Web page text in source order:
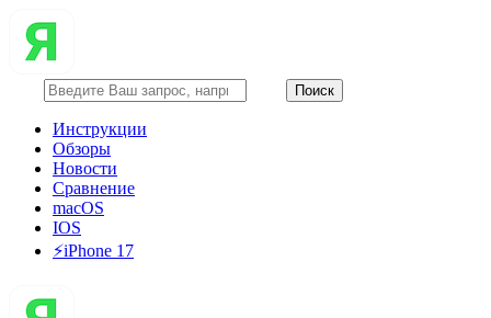
Инструкции
Обзоры
Новости
Сравнение
macOS
IOS
⚡️iPhone 17